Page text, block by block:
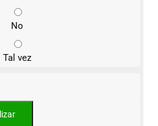
No
Tal vez